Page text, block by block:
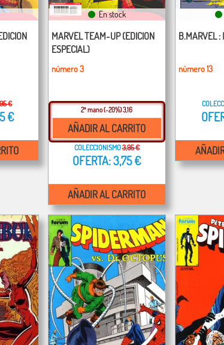
€
€
En stock
MARVEL TEAM-UP (EDICION
ESPECIAL)
número 3
2ª mano(-20%) 3,16
AÑADIR AL CARRITO
COLECCIONISMO3,95 €
OFERTA: 3,75 €
AÑADIR AL CARRITO
B.MARVEL :
número 13